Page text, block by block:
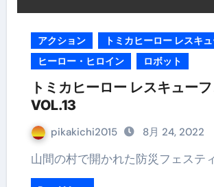
アクション
トミカヒーロー レスキ
ヒーロー・ヒロイン
ロボット
トミカヒーロー レスキュー
VOL.13
pikakichi2015 8月 24, 2022
山間の村で開かれた防災フェステ